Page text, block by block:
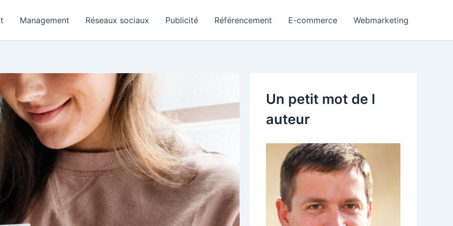
Management Réseaux sociaux Publicité Référencement E-commerce Webmarketing
Un petit mot de l
auteur